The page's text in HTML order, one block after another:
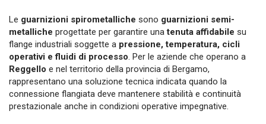
Le guarnizioni spirometalliche sono guarnizioni semi-
metalliche progettate per garantire unatenuta affidabile su
flange industriali soggette a pressione, temperatura, cicli
operativi e fluidi di processo . Per le aziende che operano a
Reggello e nel territorio della provincia di Bergamo,
rappresentano una soluzione tecnica indicata quando la
connessione flangiata deve mantenere stabilità e continuità
prestazionale anche in condizioni operative impegnative.